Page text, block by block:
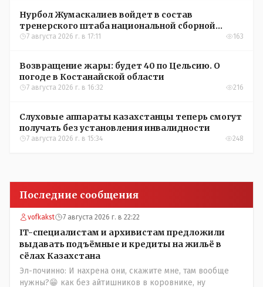
Нурбол Жумаскалиев войдет в состав
тренерского штаба национальной сборной
Казахстана по футболу
7 августа 2026 г. в 17:11 163
Возвращение жары: будет 40 по Цельсию. О
погоде в Костанайской области
7 августа 2026 г. в 16:32 216
Слуховые аппараты казахстанцы теперь смогут
получать без установления инвалидности
7 августа 2026 г. в 15:34 248
Последние сообщения
vofkakst 7 августа 2026 г. в 22:22
IT-специалистам и архивистам предложили
выдавать подъёмные и кредиты на жильё в
сёлах Казахстана
Эл-починно: И нахрена они, скажите мне, там вообще
нужны?😁 как без айтишников в коровнике, ну